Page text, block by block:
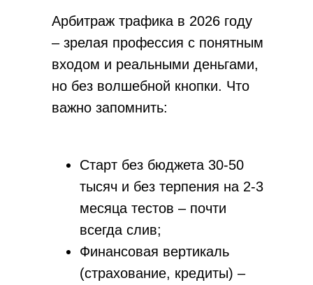
Арбитраж трафика в 2026 году
– зрелая профессия с понятным
входом и реальными деньгами,
но без волшебной кнопки. Что
важно запомнить:
Старт без бюджета 30-50
тысяч и без терпения на 2-3
месяца тестов – почти
всегда слив;
Финансовая вертикаль
(страхование, кредиты) –